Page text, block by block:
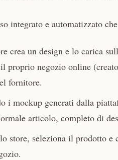
integrato e automatizzato
crea un design e lo carica
negozio online
fornitore.
i mockup generati dalla
articolo, completo di
store, seleziona il prodotto e